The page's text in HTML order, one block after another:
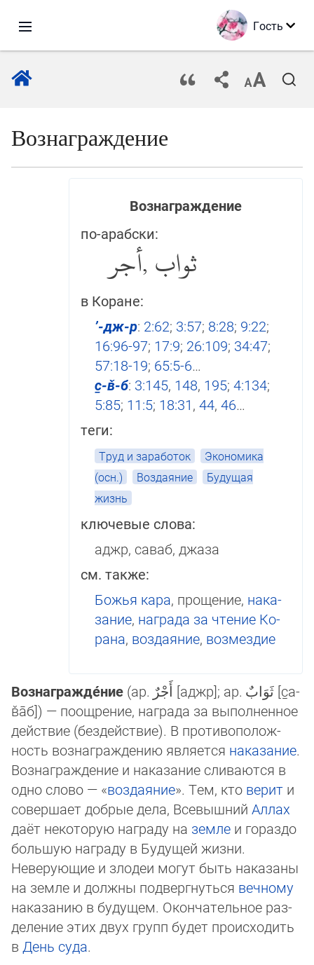
Гость
Вознаграждение
Вознаграждение
по-арабски:
ثواب ,أجر
в Коране:
’-дж-р: 2:62; 3:57; 8:28; 9:22;
16:96-97; 17:9; 26:109; 34:47;
57:18-19; 65:5-6…
с̱-в̌-б: 3:145, 148, 195; 4:134;
5:85; 11:5; 18:31, 44, 46…
теги:
Труд и заработок
Экономика
(осн.)
Воздаяние
Будущая
жизнь
ключевые слова:
аджр, саваб, джаза
см. также:
Божья кара, прощение, нака­
зание, награда за чтение Ко­
ра­на, воздаяние, воз­мездие
Вознагражде́ние (ар. أَجْرٌ [аджр]‎; ар. ثَوَابٌ [с̱а­
в̌а̄б]‎) — поощрение, награда за вы­пол­нен­ное
дей­ст­вие (бездействие). В противо­по­лож­
ность воз­наг­раж­дению является наказа­ние.
Воз­наг­раждение и наказание сли­ва­ют­ся в
одно слово — «воздаяние». Тем, кто верит и
совершает доб­рые де­ла, Всевышний Аллах
даёт некоторую награду на земле и го­раз­до
боль­шую награду в Будущей жизни.
Неверующие и злодеи мо­гут быть на­ка­за­ны
на зем­ле и должны подвергнуться вечному
на­ка­за­нию в бу­ду­щем. Окончательное раз­
де­ле­ние этих двух групп бу­дет про­ис­хо­дить
в День суда.